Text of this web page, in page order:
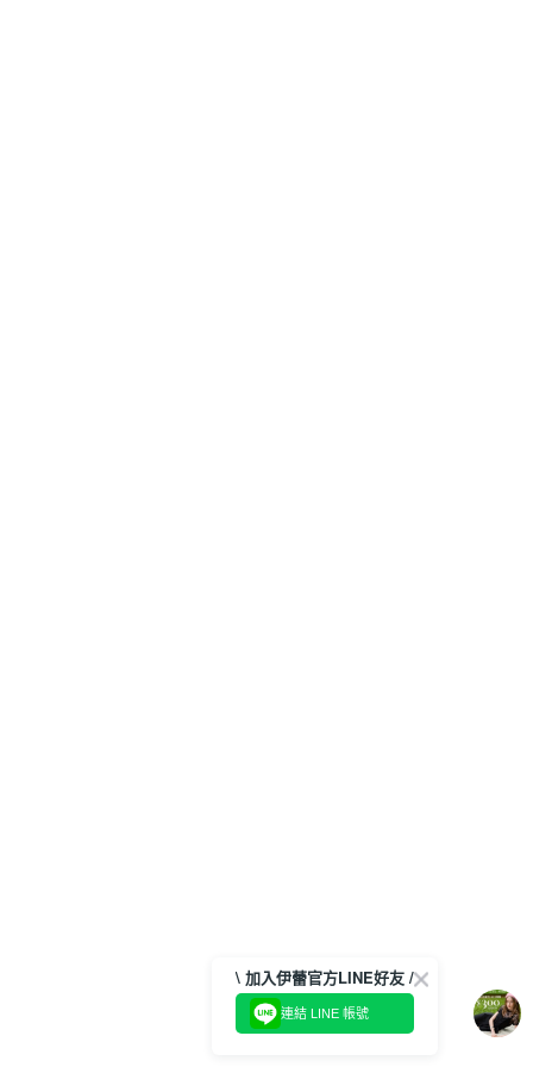
\ 加入伊蕾官方LINE好友 /
連結 LINE 帳號